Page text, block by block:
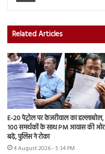
Related Articles
E-20 पेट्रोल पर केजरीवाल का हल्लाबोल,
100 समर्थकों के साथ PM आवास की ओर
बढ़े, पुलिस ने रोका
4 August 2026 - 5:34 PM